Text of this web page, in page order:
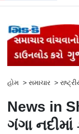
હોમ > સમાચાર >
News in
ગંગા